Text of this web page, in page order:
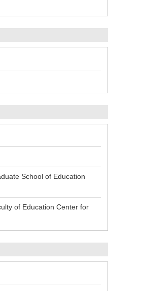
School of Education
of Education Center for